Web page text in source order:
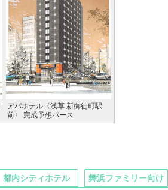
アパホテル〈浅草 新御徒町駅
前〉 完成予想パース
都内シティホテル 舞浜ファミリー向け